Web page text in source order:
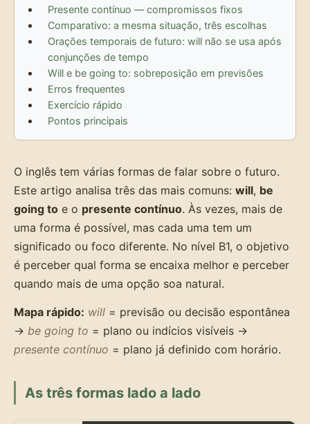
Presente contínuo — compromissos fixos
Comparativo: a mesma situação, três escolhas
Orações temporais de futuro: will não se usa após
conjunções de tempo
Will e be going to: sobreposição em previsões
Erros frequentes
Exercício rápido
Pontos principais
O inglês tem várias formas de falar sobre o futuro.
Este artigo analisa três das mais comuns: will, be
going to e o presente contínuo. Às vezes, mais de
uma forma é possível, mas cada uma tem um
significado ou foco diferente. No nível B1, o objetivo
é perceber qual forma se encaixa melhor e perceber
quando mais de uma opção soa natural.
Mapa rápido: will = previsão ou decisão espontânea
→ be going to = plano ou indícios visíveis →
presente contínuo = plano já definido com horário.
As três formas lado a lado